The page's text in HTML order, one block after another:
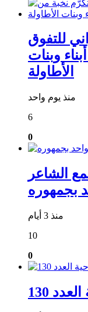
للتفوق
وبنات
الأطاولة
منذ يوم واحد
6
0
الشاعر
بجمهوره
منذ 3 أيام
10
0
130